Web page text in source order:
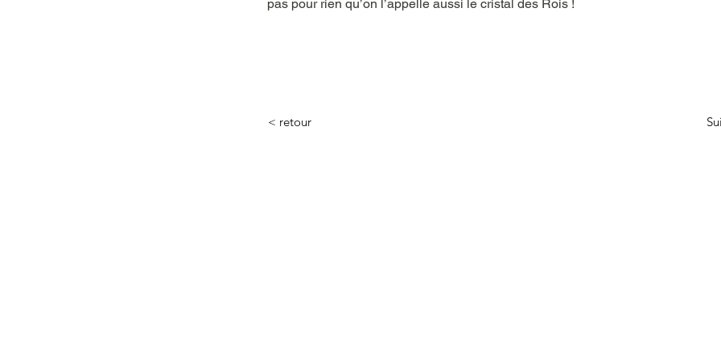
pas pour rien qu’on l’appelle aussi le cristal des Rois !
< retour